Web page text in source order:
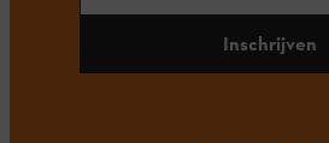
Inschrijven